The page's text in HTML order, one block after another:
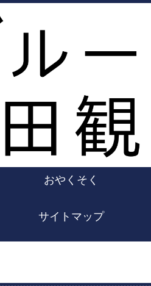
おやくそく
サイトマップ